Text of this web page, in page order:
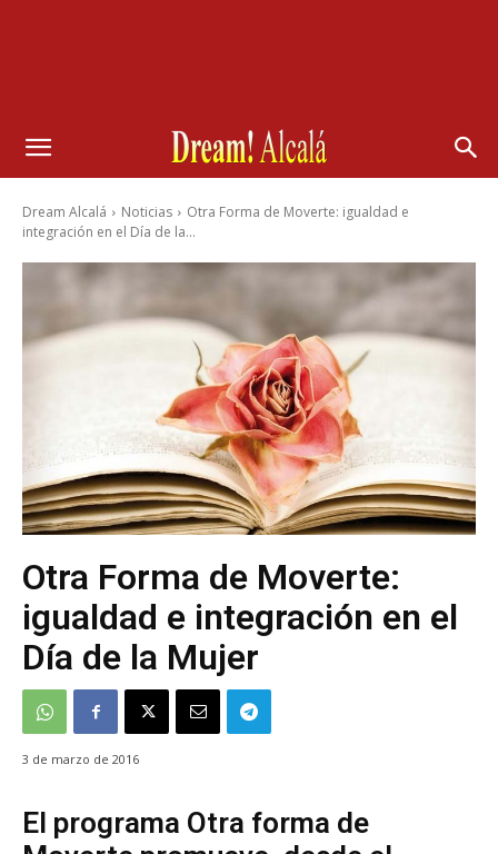
Dream Alcalá Noticias
Otra Forma de Moverte: igualdad e
integración en el Día de la...
Otra Forma de Moverte:
igualdad e integración en el
Día de la Mujer
3 de marzo de 2016
El programa Otra forma de